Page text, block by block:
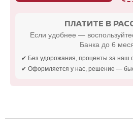
ПЛАТИТЕ В
Если удобнее —
Банка до 6
✔ Без удорожания, проценты за наш
✔ Оформляется у нас, решение —